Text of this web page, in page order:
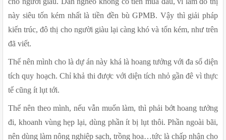
này siêu tốn kém nhất là tiền đền bù GPMB. Vậy thì giải pháp
kiến trúc, đô thị cho người giàu lại càng khó và tốn kém, như trên
đã viết.
Thế nên mình cho là dự án này khá là hoang tưởng với đa số diện
tích quy hoạch. Chỉ khả thi được với diện tích nhỏ gần đê vì thực
tế cũng ít lụt tới.
Thế nên theo mình, nếu vẫn muốn làm, thì phải bớt hoang tưởng
đi, khoanh vùng hẹp lại, dùng phần ít bị lụt thôi. Phần ngoài bãi,
nên dùng làm nông nghiệp sạch, trồng hoa…tức là chấp nhận cho